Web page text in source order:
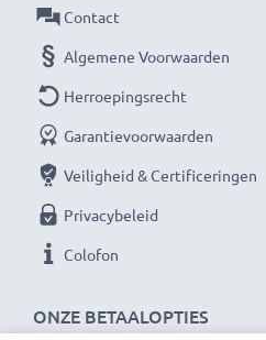
waar het bij hoogwaardige
Daarom verlenen wij een
ONZE BETAALOPTIES
Contact
Algemene Voorwaarden
Herroepingsrecht
Garantievoorwaarden
Veiligheid & Certificeringen
Privacybeleid
Colofon